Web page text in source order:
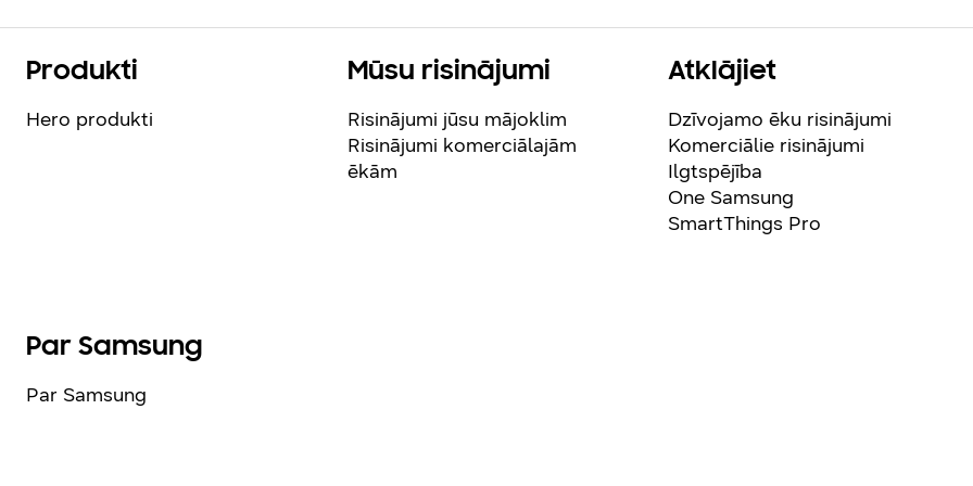
Produkti
Hero produkti
Mūsu risinājumi
Risinājumi jūsu mājoklim
Risinājumi komerciālajām
ēkām
Atklājiet
Dzīvojamo ēku risinājumi
Komerciālie risinājumi
Ilgtspējība
One Samsung
SmartThings Pro
Par Samsung
Par Samsung